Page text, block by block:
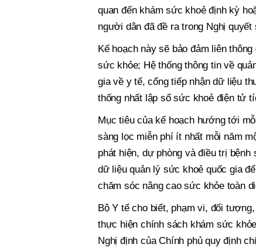
quan đến khám sức khoẻ định kỳ
người dân đã đề ra trong Nghị
Kế hoạch này sẽ bảo đảm liên
sức khỏe; Hệ thống thông tin về
gia về y tế, cổng tiếp nhận dữ liệu
thống nhất lập sổ sức khoẻ điện tử
Mục tiêu của kế hoạch hướng tới
sàng lọc miễn phí ít nhất mỗi năm
phát hiện, dự phòng và điều trị
dữ liệu quản lý sức khoẻ quốc gia
chăm sóc nâng cao sức khỏe toàn
Bộ Y tế cho biết, phạm vi, đối
thực hiện chính sách khám sức
Nghị định của Chính phủ quy định